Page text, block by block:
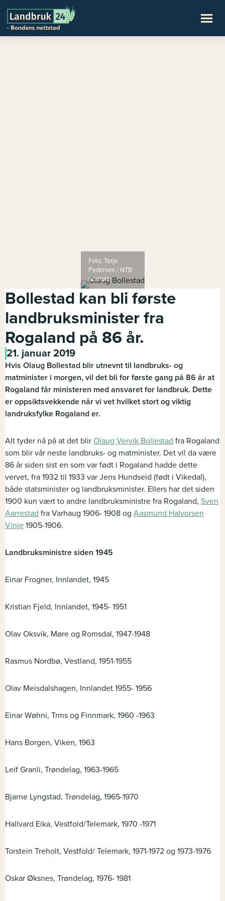
Foto: Terje
Pedersen / NTB
scanpix
Bollestad kan bli første
landbruksminister fra
Rogaland på 86 år.
21. januar 2019
Hvis Olaug Bollestad blir utnevnt til landbruks- og
matminister i morgen, vil det bli for første gang på 86 år at
Rogaland får ministeren med ansvaret for landbruk. Dette
er oppsiktsvekkende når vi vet hvilket stort og viktig
landruksfylke Rogaland er.
Alt tyder nå på at det blir Olaug Vervik Bollestad fra Rogaland
som blir vår neste landbruks- og matminister. Det vil da være
86 år siden sist en som var født i Rogaland hadde dette
vervet, fra 1932 til 1933 var Jens Hundseid (født i Vikedal),
både statsminister og landbruksminister. Ellers har det siden
1900 kun vært to andre landbruksministre fra Rogaland, Sven
Aarrestad fra Varhaug 1906- 1908 og Aasmund Halvorsen
Vinje 1905-1906.
Landbruksministre siden 1945
Einar Frogner, Innlandet, 1945
Kristian Fjeld, Innlandet, 1945- 1951
Olav Oksvik, Møre og Romsdal, 1947-1948
Rasmus Nordbø, Vestland, 1951-1955
Olav Meisdalshagen, Innlandet 1955- 1956
Einar Wøhni, Trms og Finnmark, 1960 -1963
Hans Borgen, Viken, 1963
Leif Granli, Trøndelag, 1963-1965
Bjarne Lyngstad, Trøndelag, 1965-1970
Hallvard Eika, Vestfold/Telemark, 1970 -1971
Torstein Treholt, Vestfold/ Telemark, 1971-1972 og 1973-1976
Oskar Øksnes, Trøndelag, 1976- 1981